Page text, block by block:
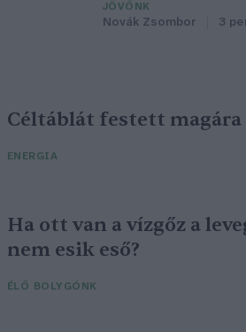
JÖVŐNK
Novák Zsombor 3
Céltáblát festett magára
ENERGIA
Ha ott van a vízgőz a
nem esik eső?
ÉLŐ BOLYGÓNK